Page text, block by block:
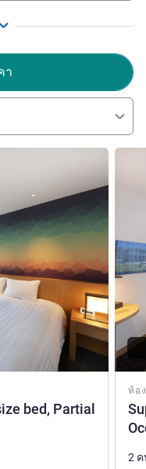
า
bed, Partial
ห้อ
ดูราย
2